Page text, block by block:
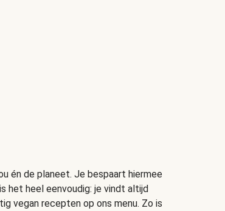
én de planeet. Je bespaart hiermee
het heel eenvoudig: je vindt altijd
vegan recepten op ons menu. Zo is